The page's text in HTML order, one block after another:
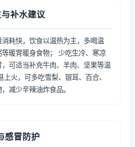
补水建议
耗快，饮食以温热为主，多喝温
暖胃暖身食物； 少吃生冷、寒凉
可适当补充牛肉、羊肉、坚果等温
火，可多吃雪梨、银耳、百合、
减少辛辣油炸食品。
感冒防护